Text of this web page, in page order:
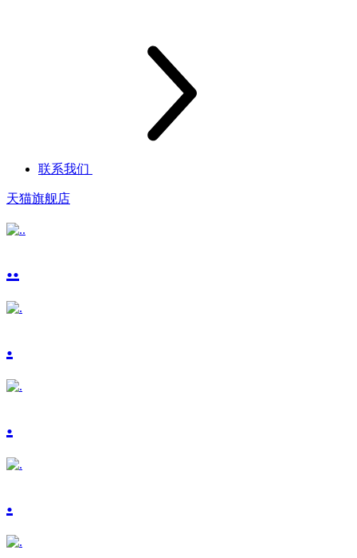
联系我们
天猫旗舰店
..
.
.
.